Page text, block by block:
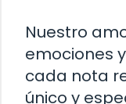
Nuestro
emociones
cada nota
único y